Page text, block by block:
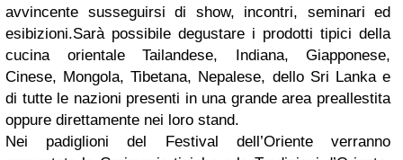
avvincente susseguirsi di show, incontri, seminari ed
esibizioni.Sarà possibile degustare i prodotti tipici della
cucina orientale Tailandese, Indiana, Giapponese,
Cinese, Mongola, Tibetana, Nepalese, dello Sri Lanka e
di tutte le nazioni presenti in una grande area preallestita
oppure direttamente nei loro stand.
Nei padiglioni del Festival dell’Oriente verranno